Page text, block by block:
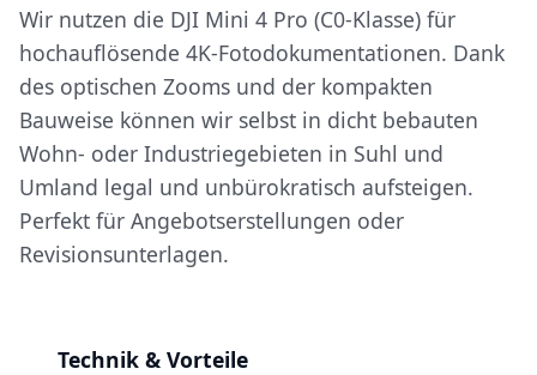
Wir nutzen die DJI Mini 4 Pro (C0-Klasse) für
hochauflösende 4K-Fotodokumentationen. Dank
des optischen Zooms und der kompakten
Bauweise können wir selbst in dicht bebauten
Wohn- oder Industriegebieten in Suhl und
Umland legal und unbürokratisch aufsteigen.
Perfekt für Angebotserstellungen oder
Revisionsunterlagen.
Technik & Vorteile